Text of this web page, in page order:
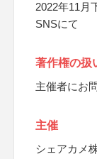
2022年11月
SNSにて
著作権の扱
主催者にお
主催
シェアカメ